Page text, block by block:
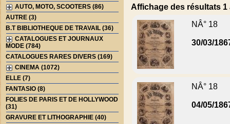
AUTO, MOTO, SCOOTERS (86)
AUTRE (3)
B.T BIBLIOTHEQUE DE TRAVAIL (36)
CATALOGUES ET JOURNAUX
MODE (784)
CATALOGUES RARES DIVERS (169)
CINEMA (1072)
ELLE (7)
FANTASIO (8)
FOLIES DE PARIS ET DE HOLLYWOOD
(31)
GRAVURE ET LITHOGRAPHIE (40)
Affichage des résultats 1
NÂ° 18
30/03/
NÂ° 18
04/05/